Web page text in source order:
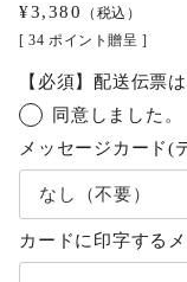
¥3,380
（税込）
[ 34 ポイント贈呈 ]
【必須】配送伝票
同意しました。
メッセージカード(
カードに印字する